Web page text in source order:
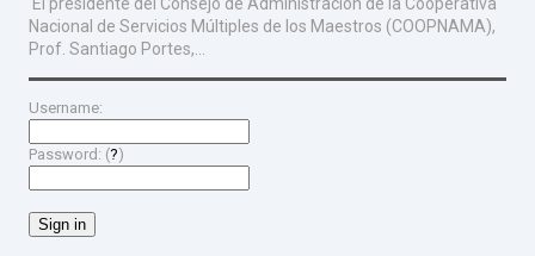
Nacional de Servicios Múltiples de los Maestros (COOPNAMA),
Prof. Santiago Portes,...
Username:
Password: (?)